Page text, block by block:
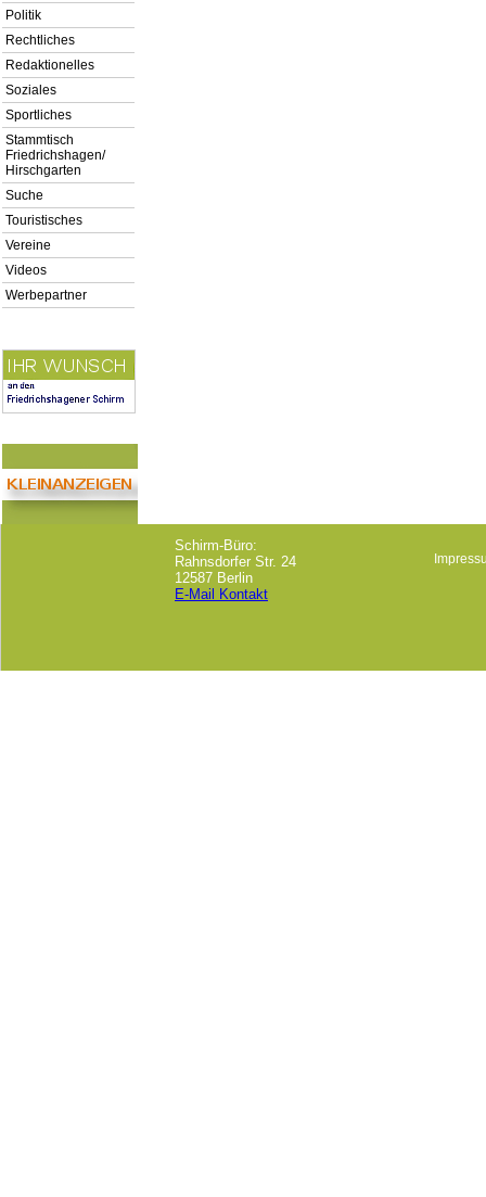
Politik
Rechtliches
Redaktionelles
Soziales
Sportliches
Stammtisch
Friedrichshagen/
Hirschgarten
Suche
Touristisches
Vereine
Videos
Werbepartner
Schirm-Büro:
Rahnsdorfer Str. 24
12587 Berlin
E-Mail Kontakt